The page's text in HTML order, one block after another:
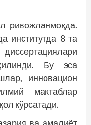
ривожланмоқда.
институтда 8 та
Бу эса
инновацион
мактаблар
кўрсатади.
ва амалиёт